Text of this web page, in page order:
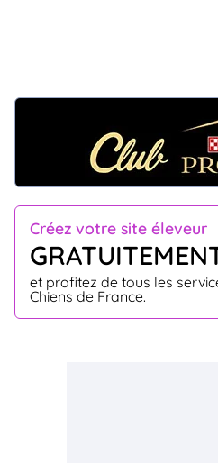
Créez votre site éleveur
et profitez de tous les
Chiens de France.